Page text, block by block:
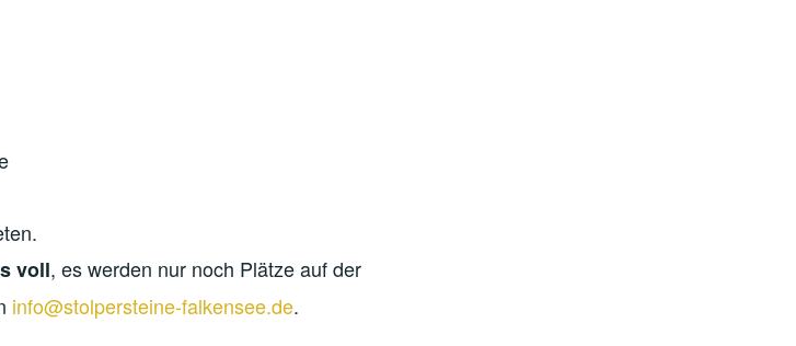
voll, es werden nur noch Plätze auf der
info@stolpersteine-falkensee.de.